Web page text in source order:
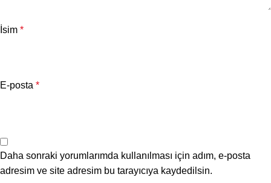
İsim *
E-posta *
Daha sonraki yorumlarımda kullanılması için adım, e-posta
adresim ve site adresim bu tarayıcıya kaydedilsin.